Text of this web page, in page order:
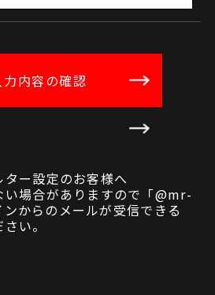
ー設定のお客様へ
場合がありますので「@mr-
からのメールが受信できる
い。